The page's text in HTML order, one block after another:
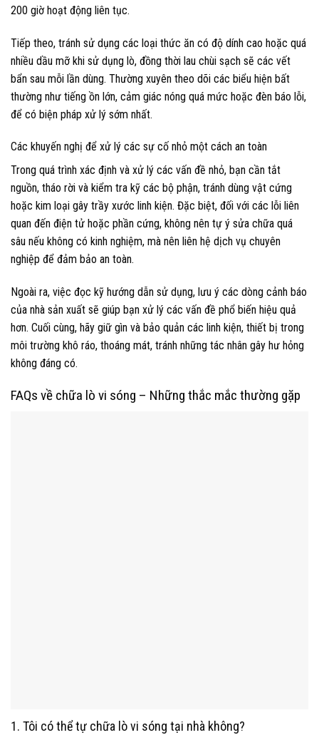
200 giờ hoạt động liên tục.
Tiếp theo, tránh sử dụng các loại thức ăn có độ dính cao hoặc quá
nhiều dầu mỡ khi sử dụng lò, đồng thời lau chùi sạch sẽ các vết
bẩn sau mỗi lần dùng. Thường xuyên theo dõi các biểu hiện bất
thường như tiếng ồn lớn, cảm giác nóng quá mức hoặc đèn báo lỗi,
để có biện pháp xử lý sớm nhất.
Các khuyến nghị để xử lý các sự cố nhỏ một cách an toàn
Trong quá trình xác định và xử lý các vấn đề nhỏ, bạn cần tắt
nguồn, tháo rời và kiểm tra kỹ các bộ phận, tránh dùng vật cứng
hoặc kim loại gây trầy xước linh kiện. Đặc biệt, đối với các lỗi liên
quan đến điện tử hoặc phần cứng, không nên tự ý sửa chữa quá
sâu nếu không có kinh nghiệm, mà nên liên hệ dịch vụ chuyên
nghiệp để đảm bảo an toàn.
Ngoài ra, việc đọc kỹ hướng dẫn sử dụng, lưu ý các dòng cảnh báo
của nhà sản xuất sẽ giúp bạn xử lý các vấn đề phổ biến hiệu quả
hơn. Cuối cùng, hãy giữ gìn và bảo quản các linh kiện, thiết bị trong
môi trường khô ráo, thoáng mát, tránh những tác nhân gây hư hỏng
không đáng có.
FAQs về chữa lò vi sóng – Những thắc mắc thường gặp
1. Tôi có thể tự chữa lò vi sóng tại nhà không?